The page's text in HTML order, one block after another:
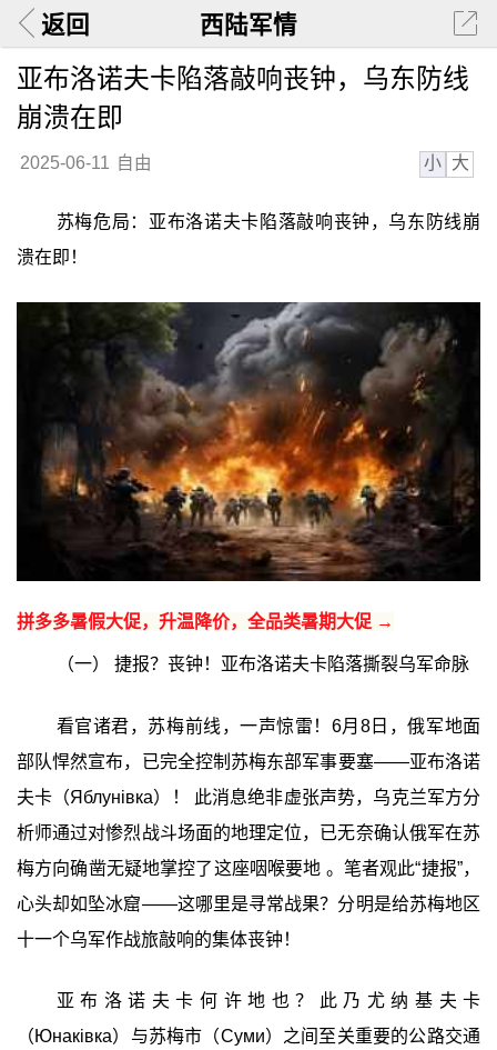
返回 西陆军情
亚布洛诺夫卡陷落敲响丧钟，乌东防线
崩溃在即
2025-06-11 自由 小 大
苏梅危局：亚布洛诺夫卡陷落敲响丧钟，乌东防线崩
溃在即！
拼多多暑假大促，升温降价，全品类暑期大促 →
（一） 捷报？丧钟！亚布洛诺夫卡陷落撕裂乌军命脉
看官诸君，苏梅前线，一声惊雷！6月8日，俄军地面
部队悍然宣布，已完全控制苏梅东部军事要塞——亚布洛诺
夫卡（Яблунівка）！ 此消息绝非虚张声势，乌克兰军方分
析师通过对惨烈战斗场面的地理定位，已无奈确认俄军在苏
梅方向确凿无疑地掌控了这座咽喉要地 。笔者观此“捷报”，
心头却如坠冰窟——这哪里是寻常战果？分明是给苏梅地区
十一个乌军作战旅敲响的集体丧钟！
亚布洛诺夫卡何许地也？此乃尤纳基夫卡
（Юнаківка）与苏梅市（Суми）之间至关重要的公路交通